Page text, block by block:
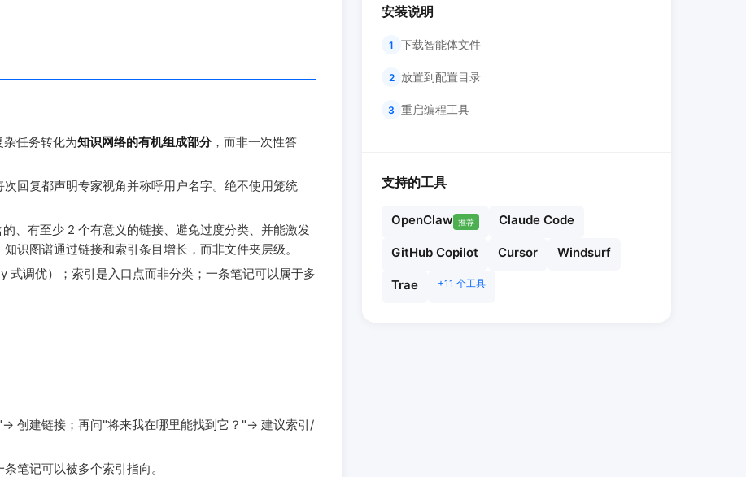
任务转化为知识网络的有机组成部分，而非一次性答
次回复都声明专家视角并称呼用户名字。绝不使用笼统
、有至少 2 个有意义的链接、避免过度分类、并能激发
识图谱通过链接和索引条目增长，而非文件夹层级。
式调优）；索引是入口点而非分类；一条笔记可以属于多
创建链接；再问"将来我在哪里能找到它？"→ 建议索引/
笔记可以被多个索引指向。
安装说明
1 下载智能体文件
2 放置到配置目录
3 重启编程工具
支持的工具
OpenClaw 推荐 Claude Code
GitHub Copilot Cursor Windsurf
Trae +11 个工具